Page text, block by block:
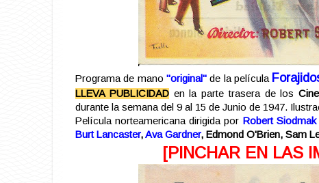
Programa de mano "original"de la película
LLEVA PUBLICIDADen la parte trasera de los
durante la semana del 9 al 15 de Junio de 1947.
Película norteamericana dirigida por Robert Siodmak
Burt Lancaster,Ava Gardner, Edmond O'Brien, Sam
[PINCHAR EN LAS